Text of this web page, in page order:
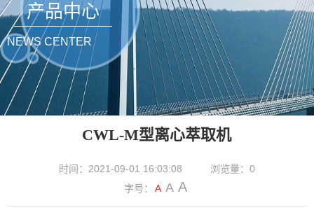
产品中心
NEWS CENTER
CWL-M型离心萃取机
时间：2021-09-01 16:03:08
浏览量：0
字号：
A A A